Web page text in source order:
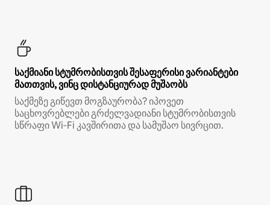
საქმიანი სტუმრობისთვის შესაფერისი ვარიანტები
მათთვის, ვინც დისტანციურად მუშაობს
საქმეზე გიწევთ მოგზაურობა? იპოვეთ
საცხოვრებლები გრძელვადიანი სტუმრობისთვის
სწრაფი Wi‑Fi კავშირითა და სამუშაო სივრცით.